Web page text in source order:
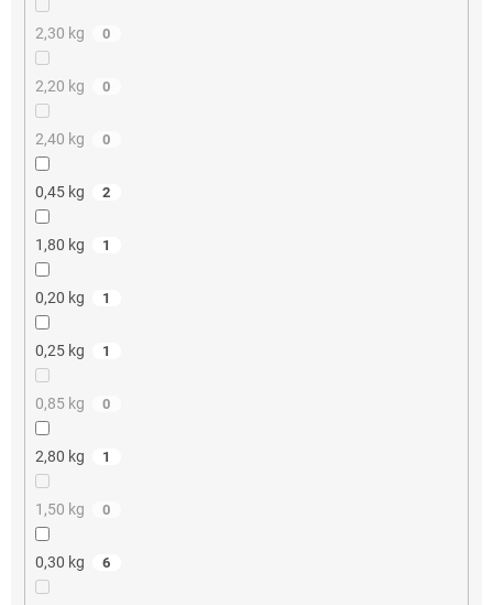
2,30 kg 0
2,20 kg 0
2,40 kg 0
0,45 kg 2
1,80 kg 1
0,20 kg 1
0,25 kg 1
0,85 kg 0
2,80 kg 1
1,50 kg 0
0,30 kg 6